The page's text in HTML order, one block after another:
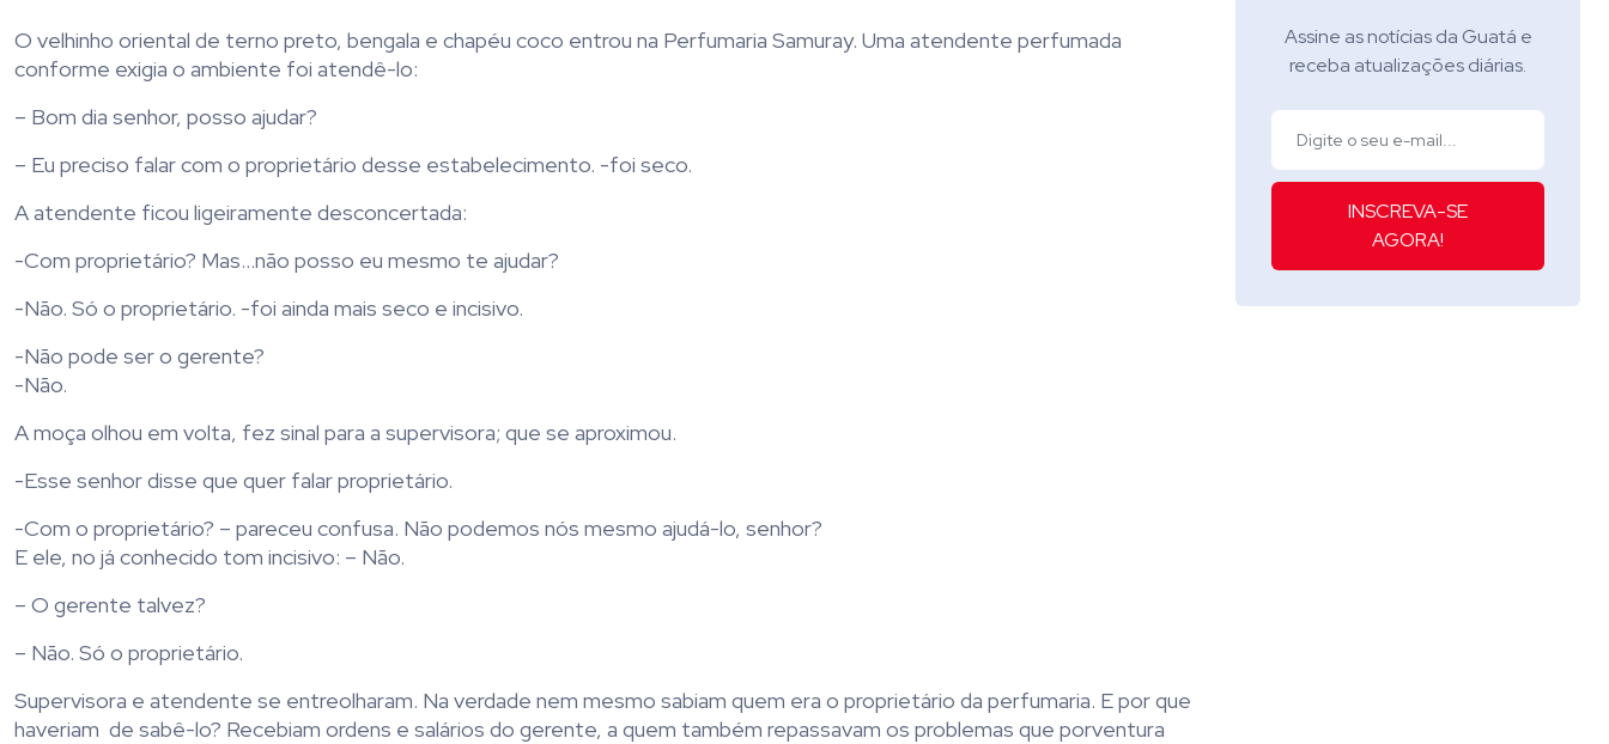
O velhinho oriental de terno preto, bengala e chapéu coco entrou na Perfumaria Samuray. Uma atendente perfumada
conforme exigia o ambiente foi atendê-lo:
– Bom dia senhor, posso ajudar?
– Eu preciso falar com o proprietário desse estabelecimento. -foi seco.
A atendente ficou ligeiramente desconcertada:
-Com proprietário? Mas…não posso eu mesmo te ajudar?
-Não. Só o proprietário. -foi ainda mais seco e incisivo.
-Não pode ser o gerente?
-Não.
A moça olhou em volta, fez sinal para a supervisora; que se aproximou.
-Esse senhor disse que quer falar proprietário.
-Com o proprietário? – pareceu confusa. Não podemos nós mesmo ajudá-lo, senhor?
E ele, no já conhecido tom incisivo: – Não.
– O gerente talvez?
– Não. Só o proprietário.
Supervisora e atendente se entreolharam. Na verdade nem mesmo sabiam quem era o proprietário da perfumaria. E por que
haveriam de sabê-lo? Recebiam ordens e salários do gerente, a quem também repassavam os problemas que porventura
Assine as notícias da Guatá e
receba atualizações diárias.
INSCREVA-SE
AGORA!